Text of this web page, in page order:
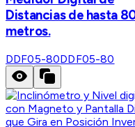
Distancias de hasta
metros.
DDF05-80DDF05-80